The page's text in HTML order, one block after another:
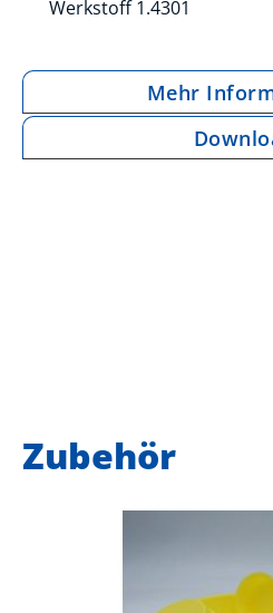
Werkstoff 1.4301
Mehr
Zubehör